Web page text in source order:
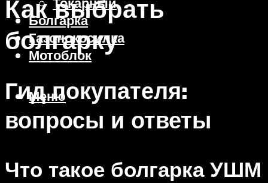
Болгарка
Газонокосилка
Мотоблок
Меню
Как выбрать
болгарку
Гид покупателя:
вопросы и ответы
Что такое болгарка УШМ